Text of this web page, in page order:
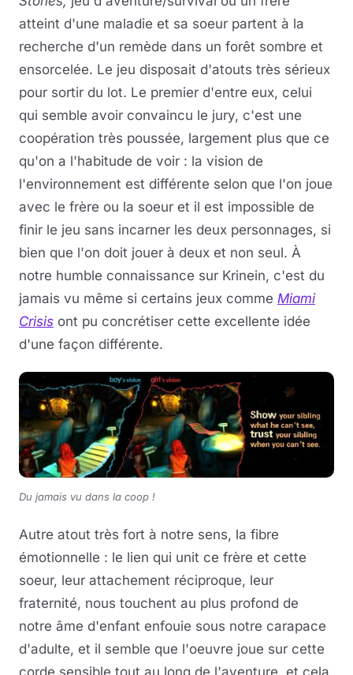
Forum
atteint d'une maladie et sa soeur partent à la
recherche d'un remède dans un forêt sombre et
ensorcelée. Le jeu disposait d'atouts très sérieux
pour sortir du lot. Le premier d'entre eux, celui
qui semble avoir convaincu le jury, c'est une
coopération très poussée, largement plus que ce
qu'on a l'habitude de voir : la vision de
l'environnement est différente selon que l'on joue
avec le frère ou la soeur et il est impossible de
finir le jeu sans incarner les deux personnages, si
bien que l'on doit jouer à deux et non seul. À
notre humble connaissance sur Krinein, c'est du
jamais vu même si certains jeux comme Miami
Crisis ont pu concrétiser cette excellente idée
d'une façon différente.
Du jamais vu dans la coop !
Autre atout très fort à notre sens, la fibre
émotionnelle : le lien qui unit ce frère et cette
soeur, leur attachement réciproque, leur
fraternité, nous touchent au plus profond de
notre âme d'enfant enfouie sous notre carapace
d'adulte, et il semble que l'oeuvre joue sur cette